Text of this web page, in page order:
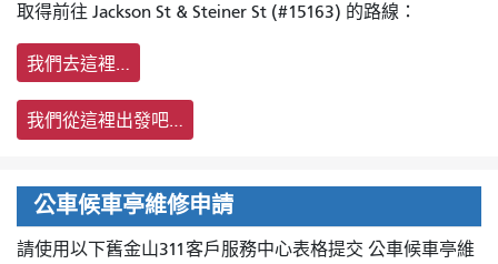
取得前往 Jackson St & Steiner St (#15163) 的路線：
我們去這裡…
我們從這裡出發吧…
公車候車亭維修申請
請使用以下舊金山311客戶服務中心表格提交 公車候車亭維